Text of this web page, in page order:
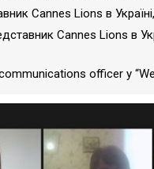
Cannes Lions в
Cannes Lions в
officer у